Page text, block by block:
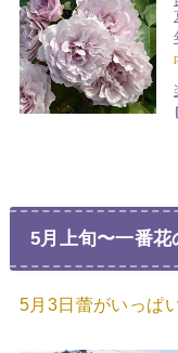
5月上旬〜一番花
5月3日蕾がいっぱ